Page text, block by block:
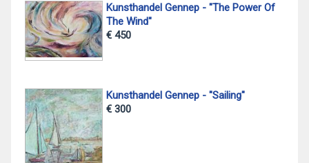
Kunsthandel Gennep - "The Power Of
The Wind"
€ 450
Kunsthandel Gennep - "Sailing"
€ 300